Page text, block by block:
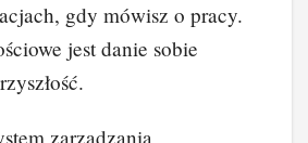
gdy mówisz o pracy.
jest danie sobie
zarządzania